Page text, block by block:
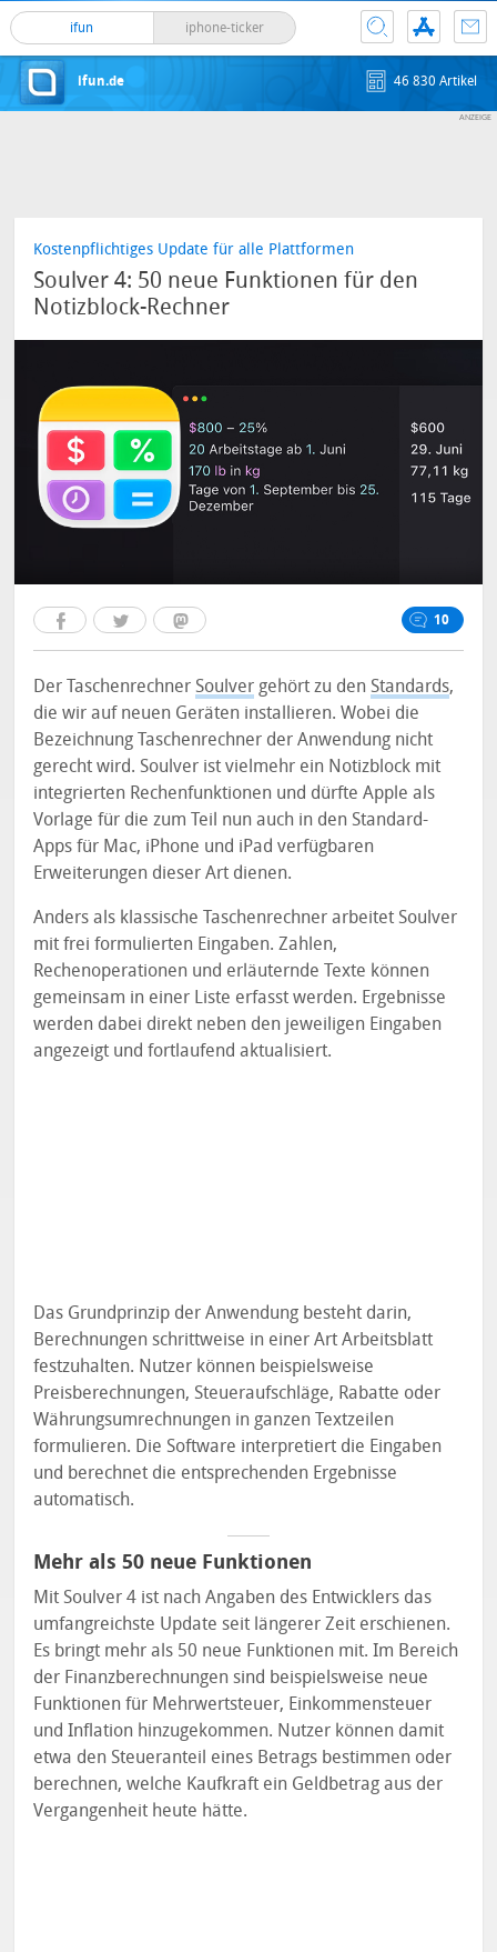
ifun iphone-ticker
ifun.de 46 830 Artikel
Kostenpflichtiges Update für alle Plattformen
Soulver 4: 50 neue Funktionen für den
Notizblock-Rechner
10
Der Taschenrechner Soulver gehört zu den Standards,
die wir auf neuen Geräten installieren. Wobei die
Bezeichnung Taschenrechner der Anwendung nicht
gerecht wird. Soulver ist vielmehr ein Notizblock mit
integrierten Rechenfunktionen und dürfte Apple als
Vorlage für die zum Teil nun auch in den Standard-
Apps für Mac, iPhone und iPad verfügbaren
Erweiterungen dieser Art dienen.
Anders als klassische Taschenrechner arbeitet Soulver
mit frei formulierten Eingaben. Zahlen,
Rechenoperationen und erläuternde Texte können
gemeinsam in einer Liste erfasst werden. Ergebnisse
werden dabei direkt neben den jeweiligen Eingaben
angezeigt und fortlaufend aktualisiert.
Das Grundprinzip der Anwendung besteht darin,
Berechnungen schrittweise in einer Art Arbeitsblatt
festzuhalten. Nutzer können beispielsweise
Preisberechnungen, Steueraufschläge, Rabatte oder
Währungsumrechnungen in ganzen Textzeilen
formulieren. Die Software interpretiert die Eingaben
und berechnet die entsprechenden Ergebnisse
automatisch.
Mehr als 50 neue Funktionen
Mit Soulver 4 ist nach Angaben des Entwicklers das
umfangreichste Update seit längerer Zeit erschienen.
Es bringt mehr als 50 neue Funktionen mit. Im Bereich
der Finanzberechnungen sind beispielsweise neue
Funktionen für Mehrwertsteuer, Einkommensteuer
und Inflation hinzugekommen. Nutzer können damit
etwa den Steueranteil eines Betrags bestimmen oder
berechnen, welche Kaufkraft ein Geldbetrag aus der
Vergangenheit heute hätte.